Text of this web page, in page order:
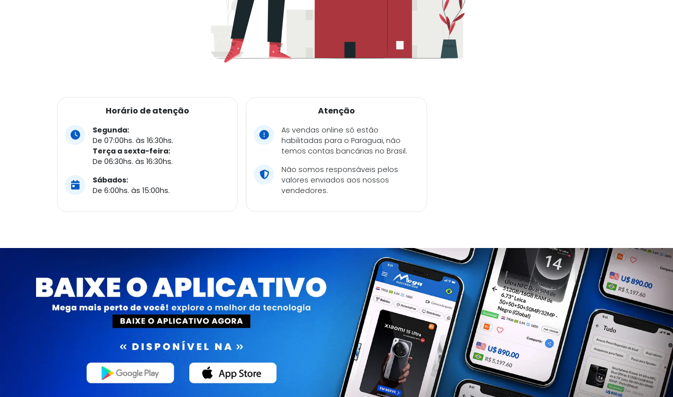
Horário de atenção
Segunda:
De 07:00hs. às 16:30hs.
Terça a sexta-feira:
De 06:30hs. às 16:30hs.
Sábados:
De 6:00hs. às 15:00hs.
Atenção
As vendas online só estão
habilitadas para o Paraguai, não
temos contas bancárias no Brasil.
Não somos responsáveis pelos
valores enviados aos nossos
vendedores.